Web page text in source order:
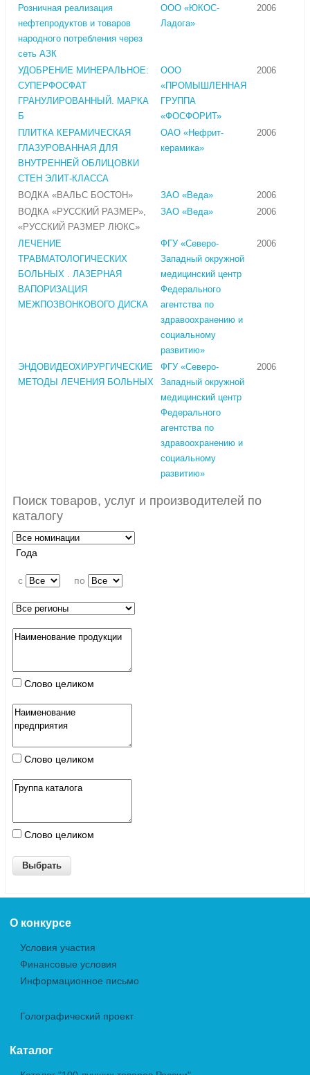
Розничная реализация
нефтепродуктов и товаров
народного потребления через
сеть АЗК
ООО «ЮКОС-
Ладога»
2006
УДОБРЕНИЕ МИНЕРАЛЬНОЕ:
СУПЕРФОСФАТ
ГРАНУЛИРОВАННЫЙ. МАРКА
Б
ООО
«ПРОМЫШЛЕННАЯ
ГРУППА
«ФОСФОРИТ»
2006
ПЛИТКА КЕРАМИЧЕСКАЯ
ГЛАЗУРОВАННАЯ ДЛЯ
ВНУТРЕННЕЙ ОБЛИЦОВКИ
СТЕН ЭЛИТ-КЛАССА
ОАО «Нефрит-
керамика»
2006
ВОДКА «ВАЛЬС БОСТОН» ЗАО «Веда»
2006
ВОДКА «РУССКИЙ РАЗМЕР»,
«РУССКИЙ РАЗМЕР ЛЮКС»
ЗАО «Веда» 2006
ЛЕЧЕНИЕ
ТРАВМАТОЛОГИЧЕСКИХ
БОЛЬНЫХ . ЛАЗЕРНАЯ
ВАПОРИЗАЦИЯ
МЕЖПОЗВОНКОВОГО ДИСКА
ФГУ «Северо-
Западный окружной
медицинский центр
Федерального
агентства по
здравоохранению и
социальному
развитию»
2006
ЭНДОВИДЕОХИРУРГИЧЕСКИЕ
МЕТОДЫ ЛЕЧЕНИЯ БОЛЬНЫХ
ФГУ «Северо-
Западный окружной
медицинский центр
Федерального
агентства по
здравоохранению и
социальному
развитию»
2006
Поиск товаров, услуг и производителей по
каталогу
Года
c по
Слово целиком
Слово целиком
Слово целиком
О конкурсе
Условия участия
Финансовые условия
Информационное письмо
Голографический проект
Каталог